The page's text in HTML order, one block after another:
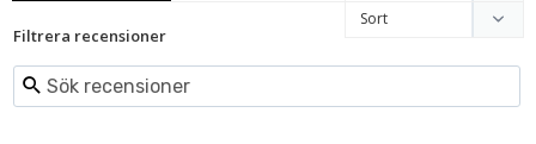
Filtrera recensioner